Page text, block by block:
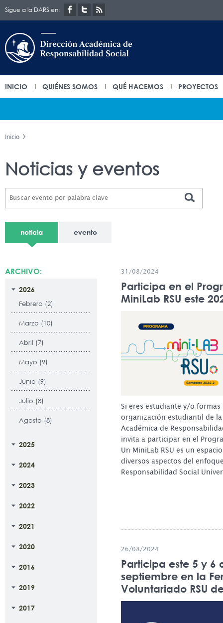
Sigue a la DARS en:
INICIO QUIÉNES SOMOS QUÉ HACEMOS PROYECTOS
Inicio
Noticias y eventos
noticia evento
ARCHIVO:
2026
Febrero (2)
Marzo (10)
Abril (7)
Mayo (9)
Junio (9)
Julio (8)
Agosto (8)
2025
2024
2023
2022
2021
2020
2016
2019
2017
31/08/2024
Participa en el
MiniLab RSU este
Si eres estudiante y/o
organización estudiantil de la
Académica de
invita a participar en el
Un MiniLab RSU es un
diversos aspectos del
Responsabilidad Social
26/08/2024
Participa este 5 y 6
septiembre en la
Voluntariado RSU